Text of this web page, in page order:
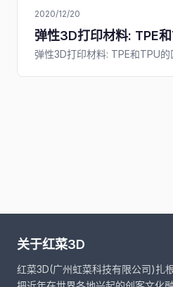
2020/12/20
弹性3D打印材料: TPE
弹性3D打印材料: TPE和TPU的
关于红菜3D
红菜3D(广州虹菜科技有限公司)扎